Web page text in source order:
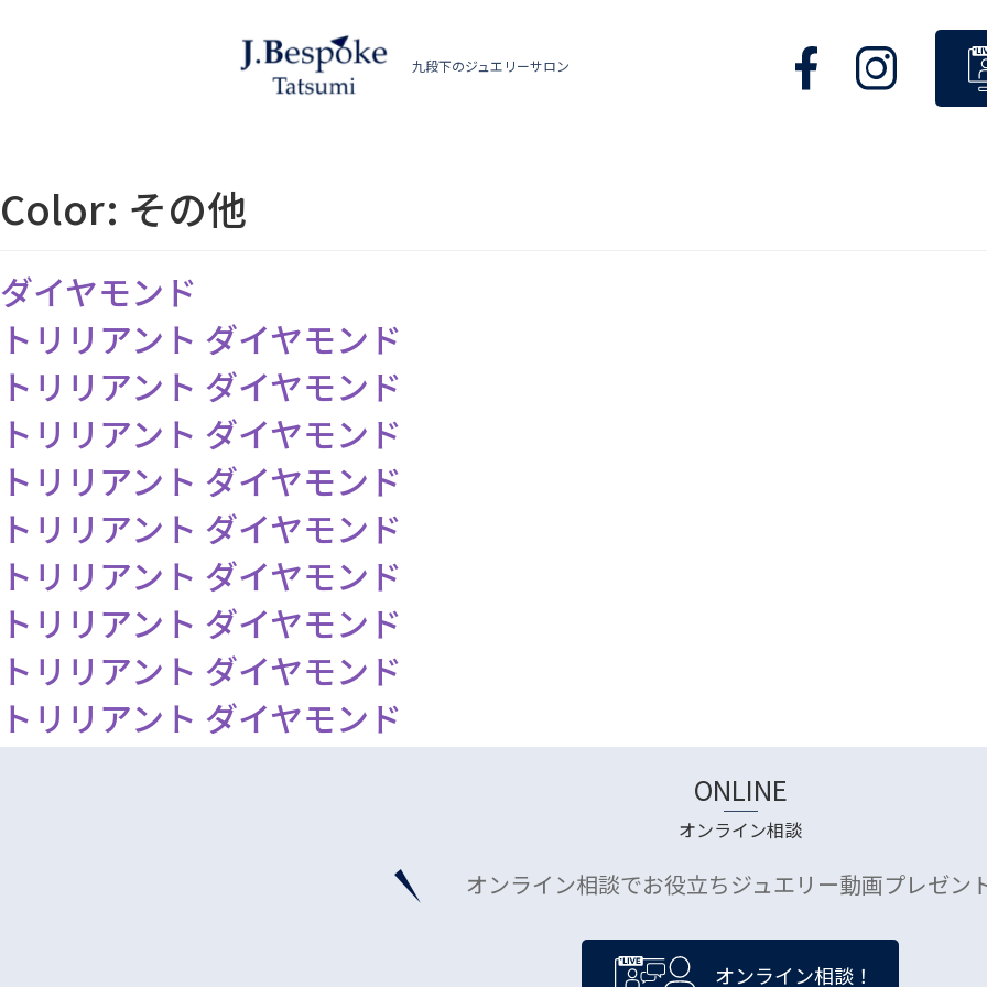
九段下のジュエリーサロン
Color: その他
ダイヤモンド
トリリアント ダイヤモンド
トリリアント ダイヤモンド
トリリアント ダイヤモンド
トリリアント ダイヤモンド
トリリアント ダイヤモンド
トリリアント ダイヤモンド
トリリアント ダイヤモンド
トリリアント ダイヤモンド
トリリアント ダイヤモンド
ONLINE
オンライン相談
オンライン相談でお役立ちジュエリー動画プレゼン
オンライン相談！